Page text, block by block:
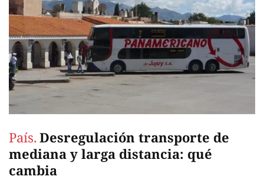
País. Desregulación transporte de
mediana y larga distancia: qué
cambia